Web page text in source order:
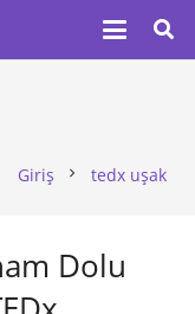
Giriş chevron_right tedx uşak
Dolu